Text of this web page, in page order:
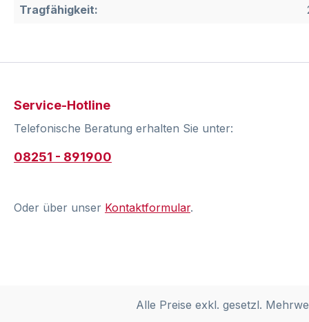
Tragfähigkeit:
Service-Hotline
Telefonische Beratung erhalten Sie unter:
08251 - 891900
Oder über unser Kontaktformular.
Alle Preise exkl. gesetzl.